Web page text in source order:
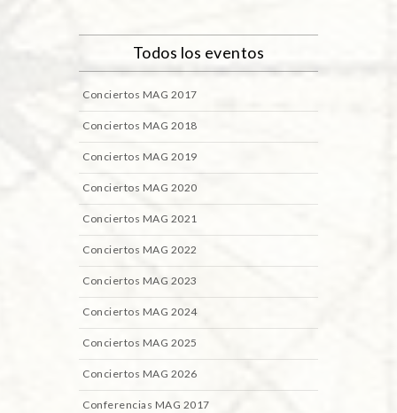
Todos los eventos
Conciertos MAG 2017
Conciertos MAG 2018
Conciertos MAG 2019
Conciertos MAG 2020
Conciertos MAG 2021
Conciertos MAG 2022
Conciertos MAG 2023
Conciertos MAG 2024
Conciertos MAG 2025
Conciertos MAG 2026
Conferencias MAG 2017